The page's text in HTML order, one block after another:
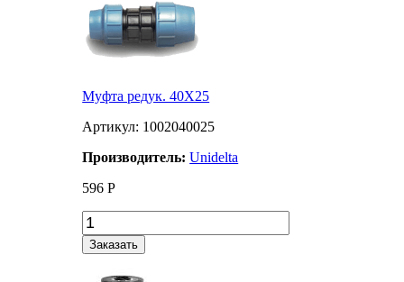
Муфта редук. 40X25
Артикул: 1002040025
Производитель:Unidelta
596 Р
Заказать